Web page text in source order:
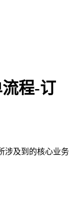
程-订
涉及到的核心业务